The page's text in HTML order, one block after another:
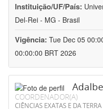
Instituição/UF/País:
Del-Rei - MG - Brasil
Vigência: Tue Dec 05
00:00:00 BRT 2026
COORDENADOR(A)
CIÊNCIAS EXATAS E DA TERRA